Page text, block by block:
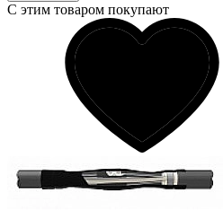
С этим товаром покупают